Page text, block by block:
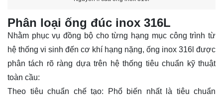
Phân loại ống đúc inox 316L
Nhằm phục vụ đồng bộ cho từng hạng mục công trình từ
hệ thống vi sinh đến cơ khí hạng nặng, ống inox 316l được
phân tách rõ ràng dựa trên hệ thống tiêu chuẩn kỹ thuật
toàn cầu:
Theo tiêu chuẩn chế tạo: Phổ biến nhất là tiêu chuẩn